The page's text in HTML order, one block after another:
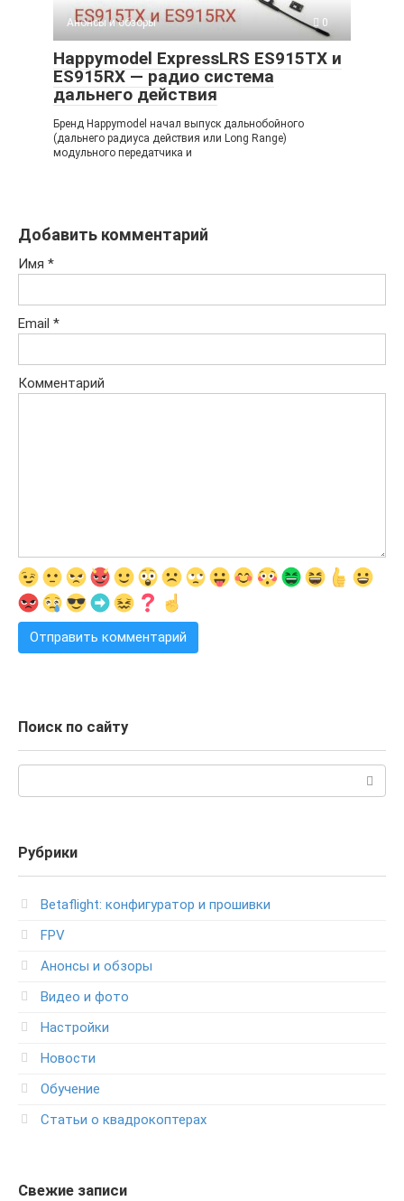
Анонсы и обзоры 0
Happymodel ExpressLRS ES915TX и
ES915RX — радио система
дальнего действия
Бренд Happymodel начал выпуск дальнобойного
(дальнего радиуса действия или Long Range)
модульного передатчика и
Добавить комментарий
Имя *
Email *
Комментарий
Поиск по сайту
Рубрики
Betaflight: конфигуратор и прошивки
FPV
Анонсы и обзоры
Видео и фото
Настройки
Новости
Обучение
Статьи о квадрокоптерах
Свежие записи